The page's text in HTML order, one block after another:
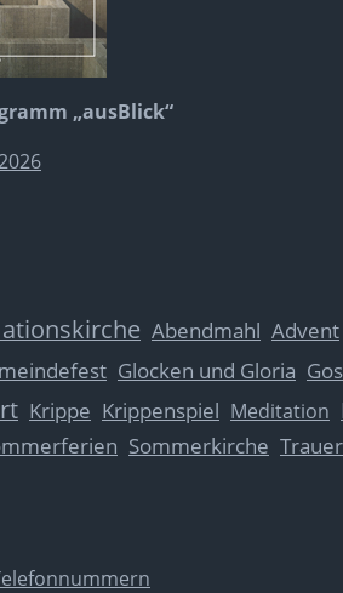
„ausBlick“
Abendmahl Advent
Glocken und Gloria
Krippe Krippenspiel Meditation
Sommerkirche Trauer